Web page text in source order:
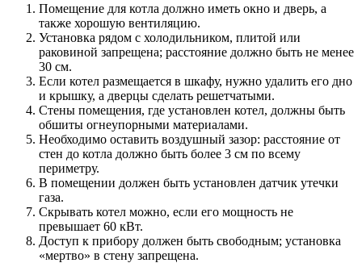
Помещение для котла должно иметь окно и дверь, а
также хорошую вентиляцию.
Установка рядом с холодильником, плитой или
раковиной запрещена; расстояние должно быть не менее
30 см.
Если котел размещается в шкафу, нужно удалить его дно
и крышку, а дверцы сделать решетчатыми.
Стены помещения, где установлен котел, должны быть
обшиты огнеупорными материалами.
Необходимо оставить воздушный зазор: расстояние от
стен до котла должно быть более 3 см по всему
периметру.
В помещении должен быть установлен датчик утечки
газа.
Скрывать котел можно, если его мощность не
превышает 60 кВт.
Доступ к прибору должен быть свободным; установка
«мертво» в стену запрещена.